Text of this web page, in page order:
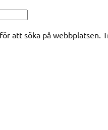
att söka på webbplatsen.